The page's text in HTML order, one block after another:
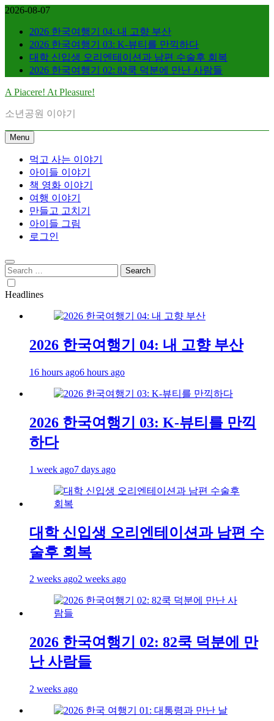
Skip
content
2026-08-07
2026 한국여행기 04: 내 고향 부산
2026 한국여행기 03: K-뷰티를 만끽하다
대학 신입생 오리엔테이션과 남편 수술후 회복
2026 한국여행기 02: 82쿡 덕분에 만난 사람들
A Piacere! At Pleasure!
소년공원 이야기
Menu
먹고 사는 이야기
아이들 이야기
책 영화 이야기
여행 이야기
만들고 고치기
아이들 그림
로그인
Search
for:
Headlines
2026 한국여행기 04: 내 고향 부산
16 hours ago6 hours ago
2026 한국여행기 03: K-뷰티를 만끽
하다
1 week ago7 days ago
대학 신입생 오리엔테이션과 남편 수
술후 회복
2 weeks ago2 weeks ago
2026 한국여행기 02: 82쿡 덕분에 만
난 사람들
2 weeks ago